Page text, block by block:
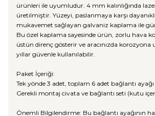
ürünleri ile uyumludur. 4 mm kalınlığında
üretilmiştir. Yüzeyi, paslanmaya karşı
mukavemet sağlayan galvaniz kaplama ile
Bu özel kaplama sayesinde ürün, zorlu hava
üstün direnç gösterir ve aracınızda
yıllar güvenle kullanılabilir.
Paket İçeriği:
Tek yönde 3 adet, toplam 6 adet bağlantı
Gerekli montaj civata ve bağlantı seti (kutu
Önemli Bilgilendirme: Bu bağlantı ayağının